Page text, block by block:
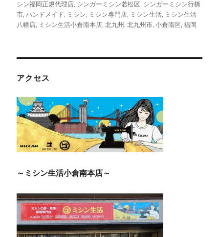
シン福岡正規代理店, シンガーミシン若松区, シンガーミシン行橋
市,ハンドメイド, ミシン, ミシン専門店, ミシン生活, ミシン生活
八幡店, ミシン生活小倉南本店,北九州 ,北九州市,小倉南区,福岡
アクセス
～ミシン生活小倉南本店～